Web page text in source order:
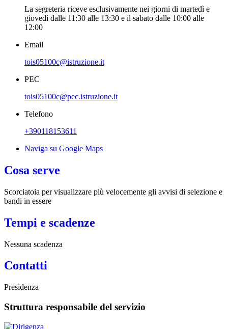
La segreteria riceve esclusivamente nei giorni di martedì e
giovedì dalle 11:30 alle 13:30 e il sabato dalle 10:00 alle
12:00
Email
tois05100c@istruzione.it
PEC
tois05100c@pec.istruzione.it
Telefono
+390118153611
Naviga su Google Maps
Cosa serve
Scorciatoia per visualizzare più velocemente gli avvisi di selezione e
bandi in essere
Tempi e scadenze
Nessuna scadenza
Contatti
Presidenza
Struttura responsabile del servizio